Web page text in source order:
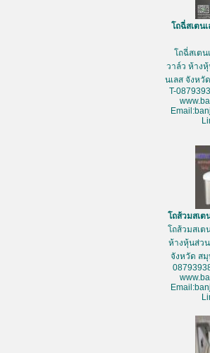
โถฉี่สเตน
โถฉี่สเต
วาล์ว ห้าง
นเลส จังหวั
T-
โถส้วมสเต
โถส้วมสเต
ห้างหุ้นส่วน
จังหวัด สมุ